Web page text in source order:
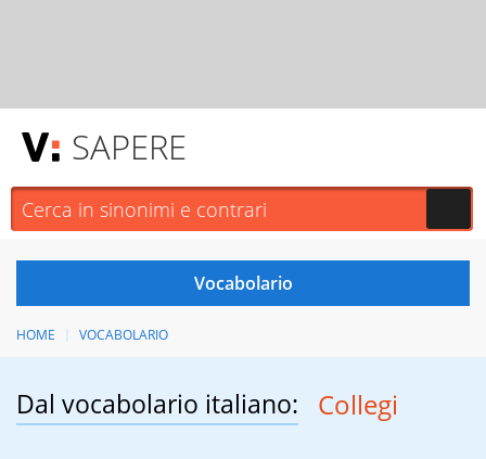
SAPERE
HOME VOCABOLARIO
Dal vocabolario italiano: Collegi